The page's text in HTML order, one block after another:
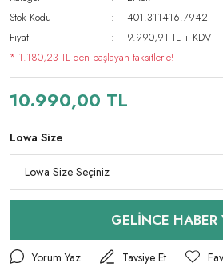
Stok Kodu
401.311416.7942
Fiyat
9.990,91 TL + KDV
* 1.180,23 TL den başlayan taksitlerle!
10.990,00 TL
Lowa Size
GELİNCE HABER
Yorum Yaz Tavsiye Et